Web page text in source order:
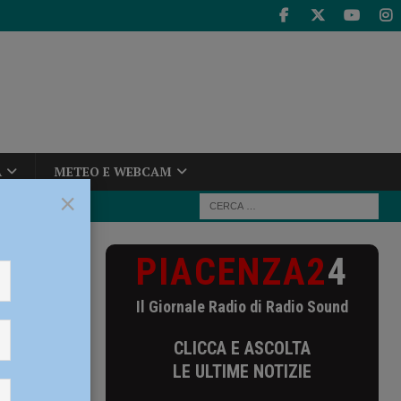
METEO E WEBCAM
PIACENZA24
Il Giornale Radio di Radio Sound
CLICCA E ASCOLTA
LE ULTIME NOTIZIE
×